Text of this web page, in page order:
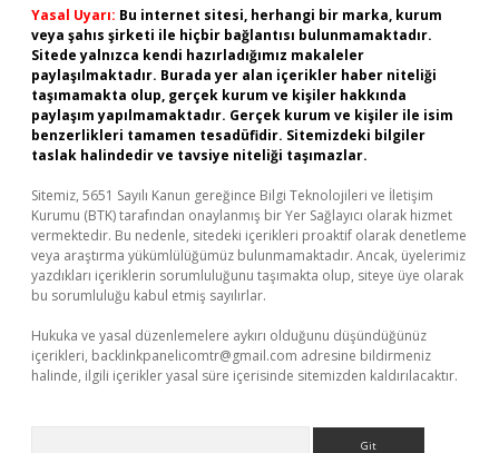
Yasal Uyarı: Bu internet sitesi, herhangi bir marka, kurum
veya şahıs şirketi ile hiçbir bağlantısı bulunmamaktadır.
Sitede yalnızca kendi hazırladığımız makaleler
paylaşılmaktadır. Burada yer alan içerikler haber niteliği
taşımamakta olup, gerçek kurum ve kişiler hakkında
paylaşım yapılmamaktadır. Gerçek kurum ve kişiler ile isim
benzerlikleri tamamen tesadüfidir. Sitemizdeki bilgiler
taslak halindedir ve tavsiye niteliği taşımazlar.
Sitemiz, 5651 Sayılı Kanun gereğince Bilgi Teknolojileri ve İletişim
Kurumu (BTK) tarafından onaylanmış bir Yer Sağlayıcı olarak hizmet
vermektedir. Bu nedenle, sitedeki içerikleri proaktif olarak denetleme
veya araştırma yükümlülüğümüz bulunmamaktadır. Ancak, üyelerimiz
yazdıkları içeriklerin sorumluluğunu taşımakta olup, siteye üye olarak
bu sorumluluğu kabul etmiş sayılırlar.
Hukuka ve yasal düzenlemelere aykırı olduğunu düşündüğünüz
içerikleri, backlinkpanelicomtr@gmail.com adresine bildirmeniz
halinde, ilgili içerikler yasal süre içerisinde sitemizden kaldırılacaktır.